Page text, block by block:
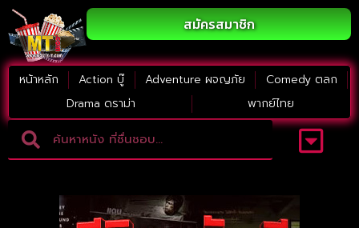
สมัครสมาชิก
หน้าหลัก Action บู๊ Adventure ผจญภัย
Comedy ตลก
Drama ดราม่า
พากย์ไทย